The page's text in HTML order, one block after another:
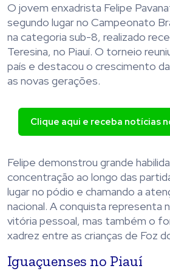
O jovem enxadrista Felipe
segundo lugar no Campeonato
na categoria sub-8, realizado
Teresina, no Piauí. O torneio
país e destacou o crescimento
as novas gerações.
Clique aqui e receba notícias
Felipe demonstrou grande
concentração ao longo das
lugar no pódio e chamando a
nacional. A conquista representa
vitória pessoal, mas também o
xadrez entre as crianças de Foz
Iguaçuenses no Piauí